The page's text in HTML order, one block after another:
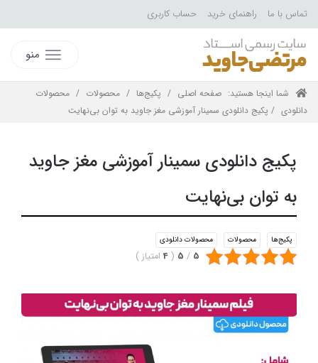
تماس با ما راهنمای خرید حساب کاربری
منو
شما اینجا هستید: صفحه اصلی / پکیج‌ها / محصولات / محصولات
دانلودی / پکیج دانلودی سمینار آموزشی مغز جاوید به توان بی‌نهایت
پکیج دانلودی سمینار آموزشی مغز جاوید
به توان بی‌نهایت
پکیج‌ها محصولات محصولات دانلودی
5
/
5
(
4 امتیاز)